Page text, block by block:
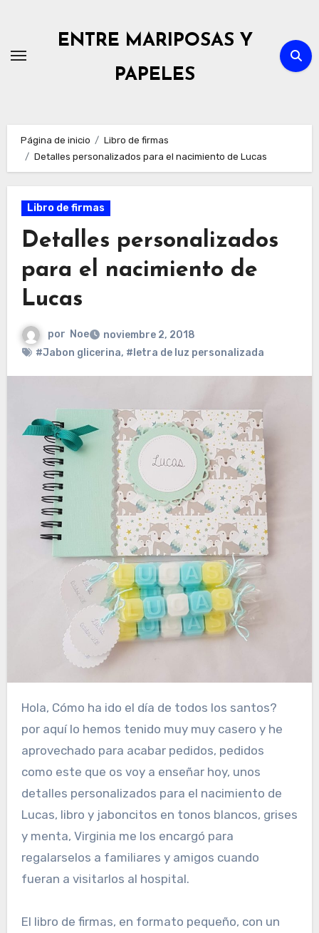
contenido
ENTRE MARIPOSAS Y
PAPELES
Página de inicio
Libro de firmas
Detalles personalizados para el nacimiento de Lucas
Libro de firmas
Detalles personalizados
para el nacimiento de
Lucas
por Noe
noviembre 2, 2018
#Jabon glicerina, #letra de luz personalizada
Hola, Cómo ha ido el día de todos los santos?
por aquí lo hemos tenido muy muy casero y he
aprovechado para acabar pedidos, pedidos
como este que os voy a enseñar hoy, unos
detalles personalizados para el nacimiento de
Lucas, libro y jaboncitos en tonos blancos, grises
y menta, Virginia me los encargó para
regalarselos a familiares y amigos cuando
fueran a visitarlos al hospital.
El libro de firmas, en formato pequeño, con un